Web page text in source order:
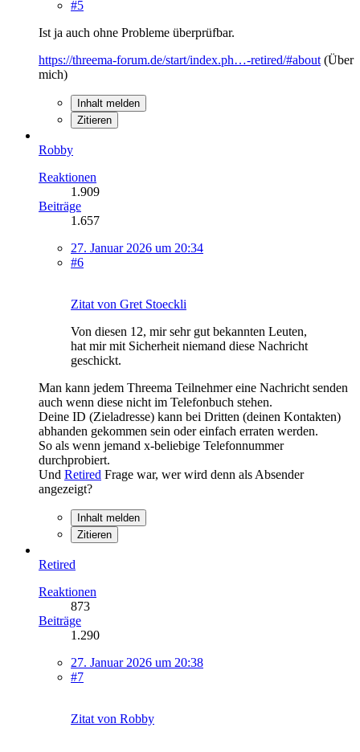
#5
Ist ja auch ohne Probleme überprüfbar.
https://threema-forum.de/start/index.ph…-retired/#about (Über
mich)
Inhalt melden
Zitieren
Robby
Reaktionen
1.909
Beiträge
1.657
27. Januar 2026 um 20:34
#6
Zitat von Gret Stoeckli
Von diesen 12, mir sehr gut bekannten Leuten,
hat mir mit Sicherheit niemand diese Nachricht
geschickt.
Man kann jedem Threema Teilnehmer eine Nachricht senden
auch wenn diese nicht im Telefonbuch stehen.
Deine ID (Zieladresse) kann bei Dritten (deinen Kontakten)
abhanden gekommen sein oder einfach erraten werden.
So als wenn jemand x-beliebige Telefonnummer
durchprobiert.
Und Retired Frage war, wer wird denn als Absender
angezeigt?
Inhalt melden
Zitieren
Retired
Reaktionen
873
Beiträge
1.290
27. Januar 2026 um 20:38
#7
Zitat von Robby